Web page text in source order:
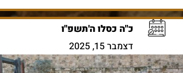
כ"ה כסלו ה'תשפ"ו
דצמבר 15, 2025